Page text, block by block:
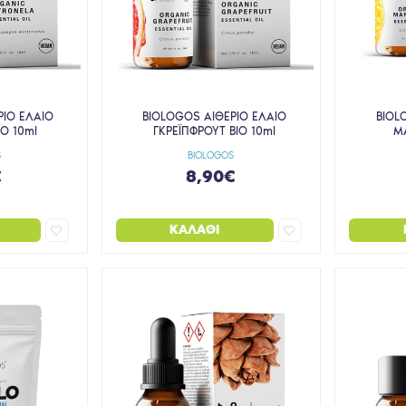
ΕΛΑΙΟ
10ml
BIOLOGOS
BIOLOGOS ΑΙΘΕΡΙΟ ΕΛΑΙΟ
ΓΚΡΕΪΠΦΡΟΥΤ BIO 10ml
8,90€
ΚΑΛΆΘΙ